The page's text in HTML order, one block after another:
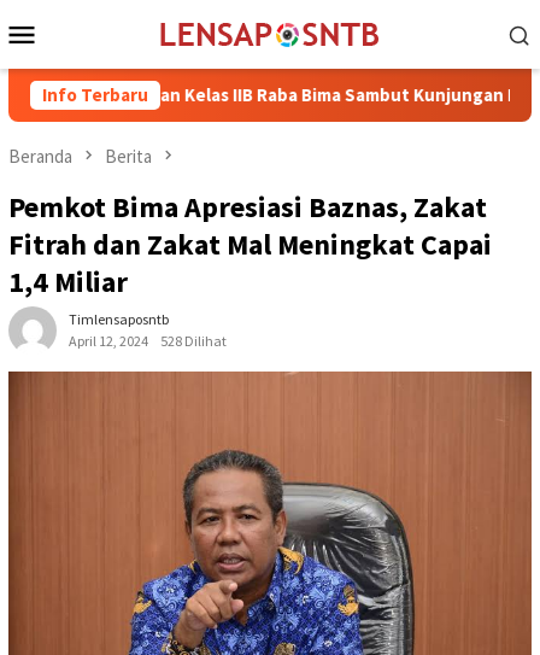
ke
Mobile
Info Terbaru
Rutan Kelas IIB Raba Bima Sambut Kunjungan Pj. Wali Kota
Beranda Berita
Pemkot Bima Apresiasi Baznas, Zakat
Fitrah dan Zakat Mal Meningkat Capai
1,4 Miliar
Timlensaposntb
April 12, 2024
528 Dilihat